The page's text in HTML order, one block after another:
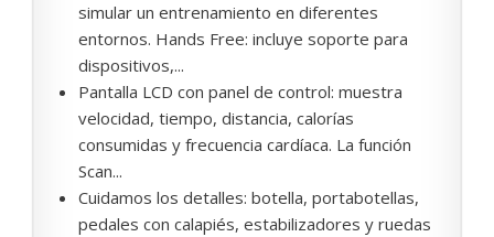
simular un entrenamiento en diferentes
entornos. Hands Free: incluye soporte para
dispositivos,...
Pantalla LCD con panel de control: muestra
velocidad, tiempo, distancia, calorías
consumidas y frecuencia cardíaca. La función
Scan...
Cuidamos los detalles: botella, portabotellas,
pedales con calapiés, estabilizadores y ruedas